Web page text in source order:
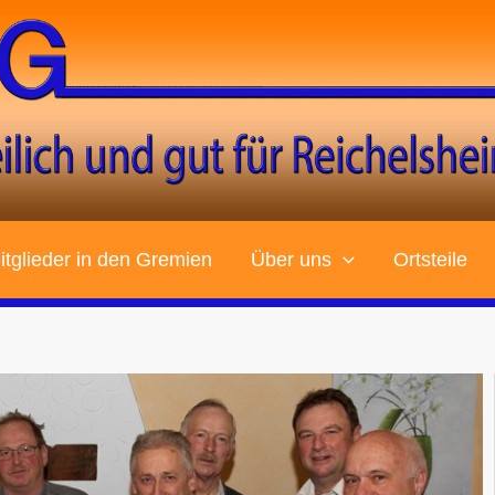
in den Gremien Über uns Ortsteile